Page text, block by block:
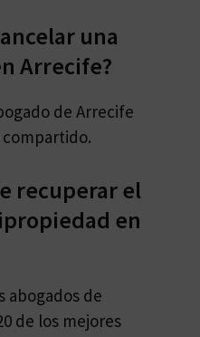
una
Arrecife?
de Arrecife
recuperar el
en
abogados de
de los mejores